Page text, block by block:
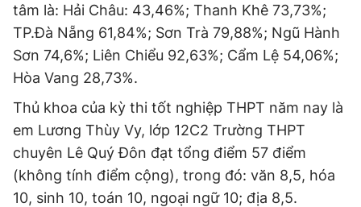
tâm là: Hải Châu: 43,46%; Thanh Khê 73,73%;
TP.Đà Nẵng 61,84%; Sơn Trà 79,88%; Ngũ Hành
Sơn 74,6%; Liên Chiểu 92,63%; Cẩm Lệ 54,06%;
Hòa Vang 28,73%.
Thủ khoa của kỳ thi tốt nghiệp THPT năm nay là
em Lương Thùy Vy, lớp 12C2 Trường THPT
chuyên Lê Quý Đôn đạt tổng điểm 57 điểm
(không tính điểm cộng), trong đó: văn 8,5, hóa
10, sinh 10, toán 10, ngoại ngữ 10; địa 8,5.